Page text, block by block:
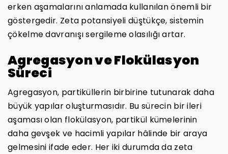
erken aşamalarını anlamada kullanılan önemli bir
göstergedir. Zeta potansiyeli düştükçe, sistemin
çökelme davranışı sergileme olasılığı artar.
Agregasyon ve Flokülasyon
Süreci
Agregasyon, partiküllerin birbirine tutunarak daha
büyük yapılar oluşturmasıdır. Bu sürecin bir ileri
aşaması olan flokülasyon, partikül kümelerinin
daha gevşek ve hacimli yapılar hâlinde bir araya
gelmesini ifade eder. Her iki durumda da zeta